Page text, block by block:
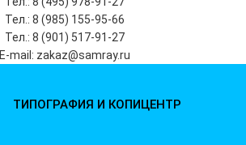
Тел.: 8 (985) 155-95-66
Тел.: 8 (901) 517-91-27
E-mail: zakaz@samray.ru
ТИПОГРАФИЯ И КОПИЦЕНТР